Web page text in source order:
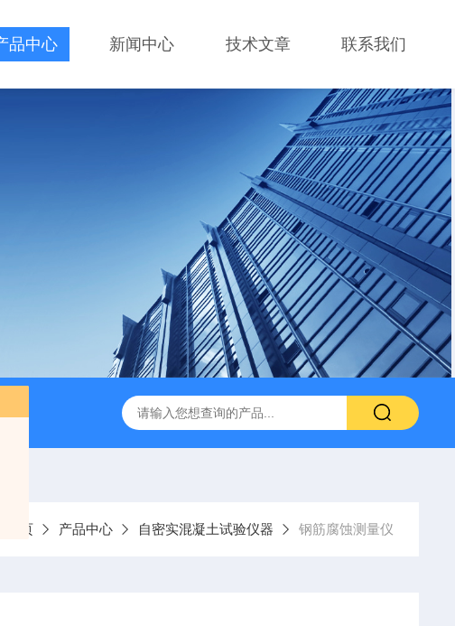
品中心 新闻中心 技术文章 联系我们
标准普通混凝土泌水率试验容量筒试验方法 生石灰浆渣测定仪
首页 产品中心 自密实混凝土试验仪器 钢筋腐蚀测量仪